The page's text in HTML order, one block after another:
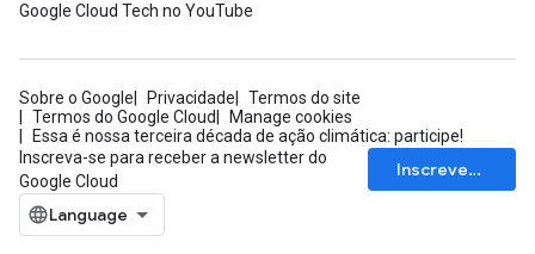
Google Cloud Tech no YouTube
Sobre o Google Privacidade
Termos do site
Termos do Google Cloud
Manage cookies
Essa é nossa terceira década de ação climática: participe!
Inscreva-se para receber a newsletter do
Google Cloud
Inscrever-se